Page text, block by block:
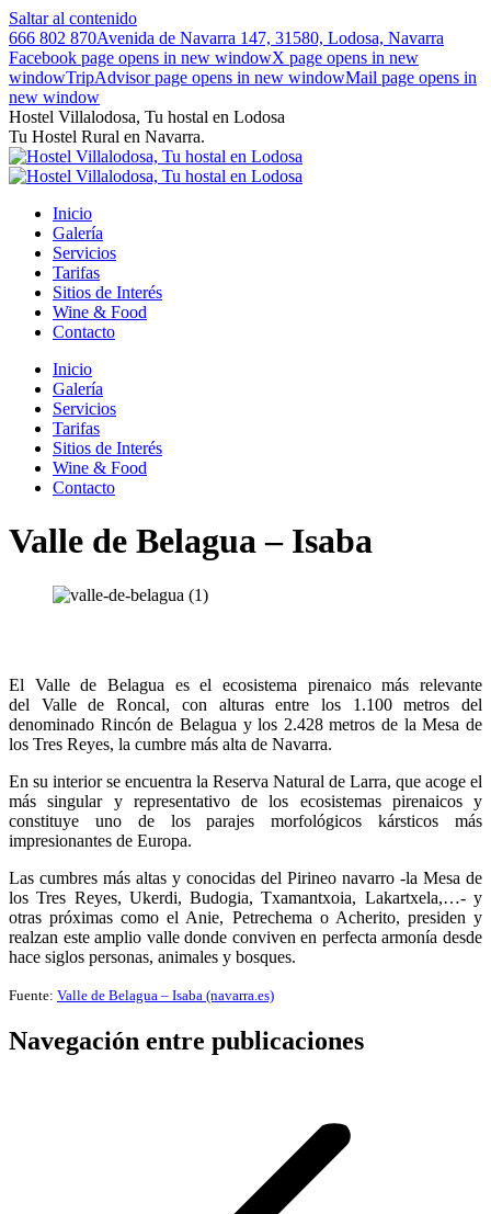
Saltar al contenido
666 802 870Avenida de Navarra 147, 31580, Lodosa, Navarra
Facebook page opens in new windowX page opens in new
windowTripAdvisor page opens in new windowMail page opens in
new window
Hostel Villalodosa, Tu hostal en Lodosa
Tu Hostel Rural en Navarra.
Inicio
Galería
Servicios
Tarifas
Sitios de Interés
Wine & Food
Contacto
Inicio
Galería
Servicios
Tarifas
Sitios de Interés
Wine & Food
Contacto
Valle de Belagua – Isaba
El Valle de Belagua es el ecosistema pirenaico más relevante
del Valle de Roncal, con alturas entre los 1.100 metros del
denominado Rincón de Belagua y los 2.428 metros de la Mesa de
los Tres Reyes, la cumbre más alta de Navarra.
En su interior se encuentra la Reserva Natural de Larra, que acoge el
más singular y representativo de los ecosistemas pirenaicos y
constituye uno de los parajes morfológicos kársticos más
impresionantes de Europa.
Las cumbres más altas y conocidas del Pirineo navarro -la Mesa de
los Tres Reyes, Ukerdi, Budogia, Txamantxoia, Lakartxela,…- y
otras próximas como el Anie, Petrechema o Acherito, presiden y
realzan este amplio valle donde conviven en perfecta armonía desde
hace siglos personas, animales y bosques.
Fuente: Valle de Belagua – Isaba (navarra.es)
Navegación entre publicaciones